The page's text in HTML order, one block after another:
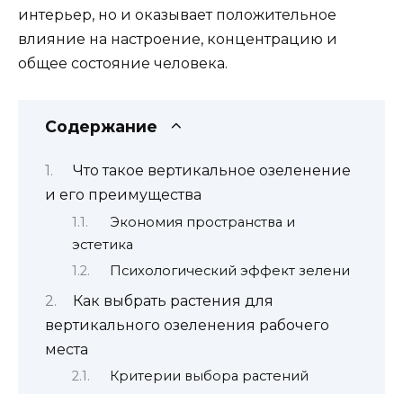
интерьер, но и оказывает положительное
влияние на настроение, концентрацию и
общее состояние человека.
Содержание
Что такое вертикальное озеленение
и его преимущества
Экономия пространства и
эстетика
Психологический эффект зелени
Как выбрать растения для
вертикального озеленения рабочего
места
Критерии выбора растений